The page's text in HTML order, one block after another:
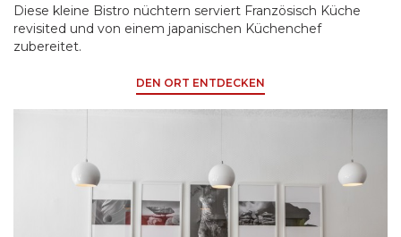
Diese kleine Bistro nüchtern serviert Französisch Küche
revisited und von einem japanischen Küchenchef
zubereitet.
DEN ORT ENTDECKEN